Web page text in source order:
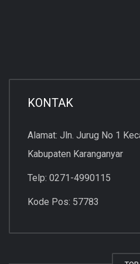
KONTAK
Alamat: Jln. Jurug No 1
Kabupaten Karanganyar
Telp: 0271-4990115
Kode Pos: 57783